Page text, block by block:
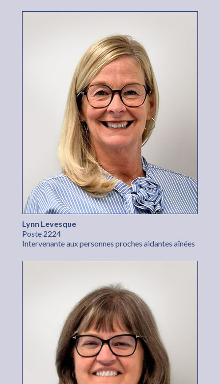
Lynn Levesque
Poste 2224
Intervenante aux personnes proches aidantes aînées